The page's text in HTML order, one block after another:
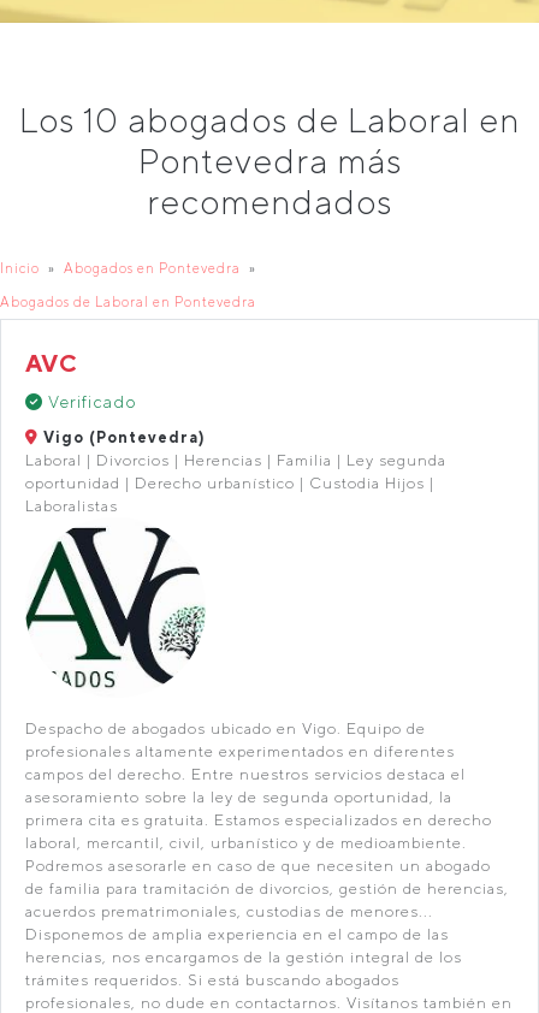
Los 10 abogados de Laboral en
Pontevedra más
recomendados
Inicio Abogados en Pontevedra
Abogados de Laboral en Pontevedra
AVC
Verificado
Vigo (Pontevedra)
Laboral | Divorcios | Herencias | Familia | Ley segunda
oportunidad | Derecho urbanístico | Custodia Hijos |
Laboralistas
Despacho de abogados ubicado en Vigo. Equipo de
profesionales altamente experimentados en diferentes
campos del derecho. Entre nuestros servicios destaca el
asesoramiento sobre la ley de segunda oportunidad, la
primera cita es gratuita. Estamos especializados en derecho
laboral, mercantil, civil, urbanístico y de medioambiente.
Podremos asesorarle en caso de que necesiten un abogado
de familia para tramitación de divorcios, gestión de herencias,
acuerdos prematrimoniales, custodias de menores...
Disponemos de amplia experiencia en el campo de las
herencias, nos encargamos de la gestión integral de los
trámites requeridos. Si está buscando abogados
profesionales, no dude en contactarnos. Visítanos también en